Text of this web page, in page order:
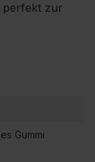
perfekt zur
Gummi